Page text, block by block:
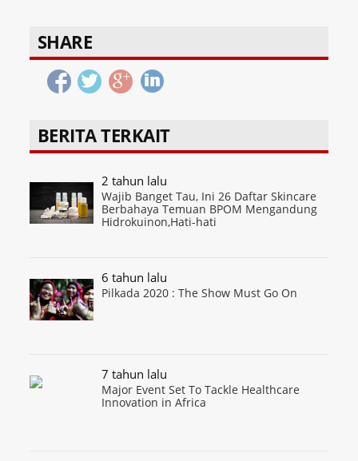
SHARE
BERITA TERKAIT
2 tahun lalu
Wajib Banget Tau, Ini 26 Daftar Skincare
Berbahaya Temuan BPOM Mengandung
Hidrokuinon,Hati-hati
6 tahun lalu
Pilkada 2020 : The Show Must Go On
7 tahun lalu
Major Event Set To Tackle Healthcare
Innovation in Africa